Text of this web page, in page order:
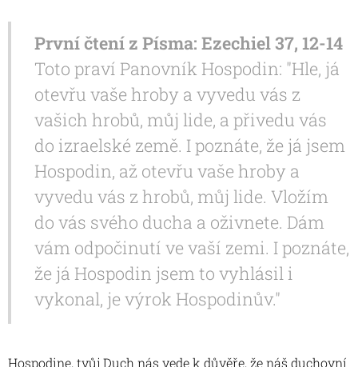
První čtení z Písma: Ezechiel 37, 12-14
Toto praví Panovník Hospodin: "Hle, já
otevřu vaše hroby a vyvedu vás z
vašich hrobů, můj lide, a přivedu vás
do izraelské země. I poznáte, že já jsem
Hospodin, až otevřu vaše hroby a
vyvedu vás z hrobů, můj lide. Vložím
do vás svého ducha a oživnete. Dám
vám odpočinutí ve vaší zemi. I poznáte,
že já Hospodin jsem to vyhlásil i
vykonal, je výrok Hospodinův."
Hospodine, tvůj Duch nás vede k důvěře, že náš duchovní